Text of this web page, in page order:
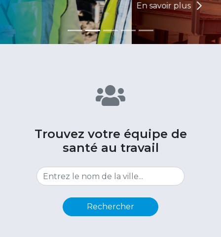
En savoir plus
Trouvez votre équipe de
santé au travail